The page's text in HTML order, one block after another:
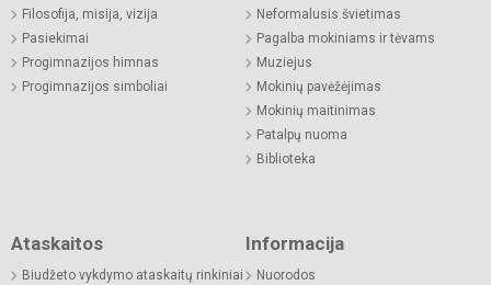
Filosofija, misija, vizija
Pasiekimai
Progimnazijos himnas
Progimnazijos simboliai
Neformalusis švietimas
Pagalba mokiniams ir tėvams
Muziejus
Mokinių pavėžėjimas
Mokinių maitinimas
Patalpų nuoma
Biblioteka
Ataskaitos
Biudžeto vykdymo ataskaitų rinkiniai
Informacija
Nuorodos